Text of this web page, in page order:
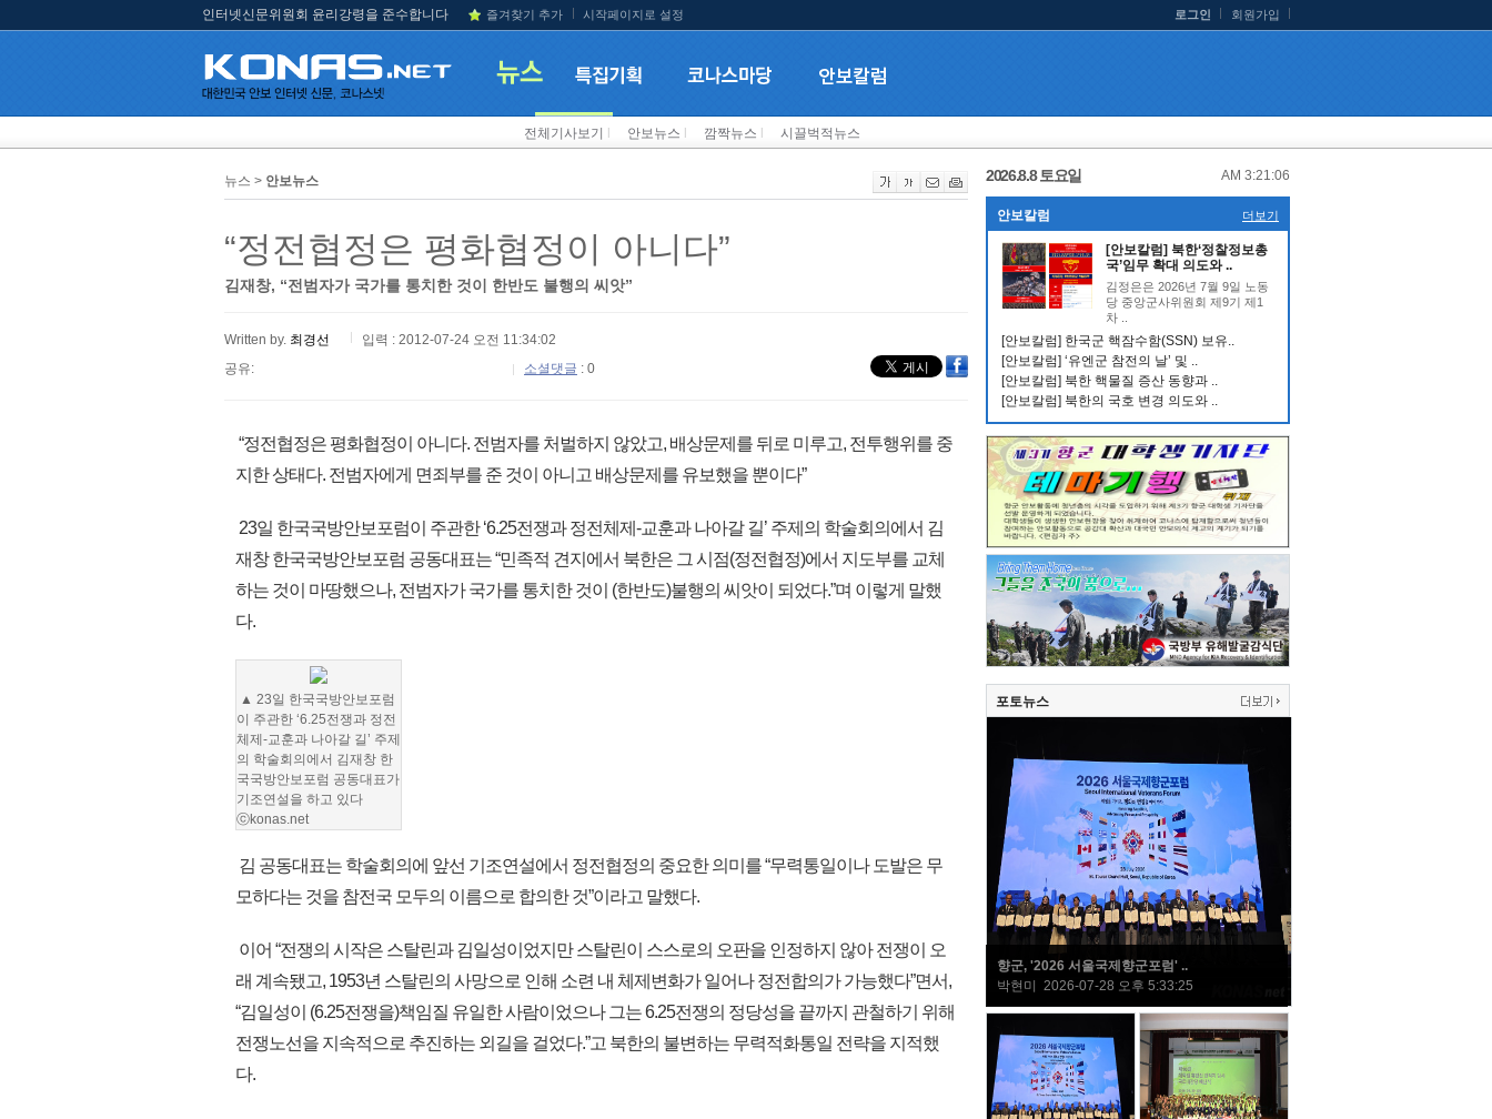
인터넷신문위원회 윤리강령을 준수합니다 즐겨찾기 추가 시작페이지로 설정 로그인 회원가입
전체기사보기 안보뉴스 깜짝뉴스 시끌벅적뉴스
뉴스 > 안보뉴스
“정전협정은 평화협정이 아니다”
김재창, “전범자가 국가를 통치한 것이 한반도 불행의 씨앗”
Written by. 최경선
입력 : 2012-07-24 오전 11:34:02
공유:
소셜댓글 : 0
“정전협정은 평화협정이 아니다. 전범자를 처벌하지 않았고, 배상문제를 뒤로 미루고, 전투행위를 중
지한 상태다. 전범자에게 면죄부를 준 것이 아니고 배상문제를 유보했을 뿐이다”
23일 한국국방안보포럼이 주관한 ‘6.25전쟁과 정전체제-교훈과 나아갈 길’ 주제의 학술회의에서 김
재창 한국국방안보포럼 공동대표는 “민족적 견지에서 북한은 그 시점(정전협정)에서 지도부를 교체
하는 것이 마땅했으나, 전범자가 국가를 통치한 것이 (한반도)불행의 씨앗이 되었다.”며 이렇게 말했
다.
▲ 23일 한국국방안보포럼
이 주관한 ‘6.25전쟁과 정전
체제-교훈과 나아갈 길’ 주제
의 학술회의에서 김재창 한
국국방안보포럼 공동대표가
기조연설을 하고 있다
ⓒkonas.net
김 공동대표는 학술회의에 앞선 기조연설에서 정전협정의 중요한 의미를 “무력통일이나 도발은 무
모하다는 것을 참전국 모두의 이름으로 합의한 것”이라고 말했다.
이어 “전쟁의 시작은 스탈린과 김일성이었지만 스탈린이 스스로의 오판을 인정하지 않아 전쟁이 오
래 계속됐고, 1953년 스탈린의 사망으로 인해 소련 내 체제변화가 일어나 정전합의가 가능했다”면서,
“김일성이 (6.25전쟁을)책임질 유일한 사람이었으나 그는 6.25전쟁의 정당성을 끝까지 관철하기 위해
전쟁노선을 지속적으로 추진하는 외길을 걸었다.”고 북한의 불변하는 무력적화통일 전략을 지적했
다.
2026.8.8 토요일 AM 3:21:07
안보칼럼 더보기
[안보칼럼] 북한‘정찰정보총
국’임무 확대 의도와 ..
김정은은 2026년 7월 9일 노동
당 중앙군사위원회 제9기 제1
차 ..
[안보칼럼] 한국군 핵잠수함(SSN) 보유..
[안보칼럼] ‘유엔군 참전의 날’ 및 ..
[안보칼럼] 북한 핵물질 증산 동향과 ..
[안보칼럼] 북한의 국호 변경 의도와 ..
포토뉴스
향군, '2026 서울국제향군포럼' ..
박현미 2026-07-28 오후 5:33:25